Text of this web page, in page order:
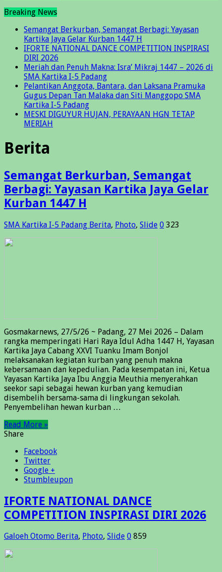
Breaking News
Semangat Berkurban, Semangat Berbagi: Yayasan
Kartika Jaya Gelar Kurban 1447 H
IFORTE NATIONAL DANCE COMPETITION INSPIRASI
DIRI 2026
Meriah dan Penuh Makna: Isra’ Mikraj 1447 – 2026 di
SMA Kartika I-5 Padang
Pelantikan Anggota, Bantara, dan Laksana Pramuka
Gugus Depan Tan Malaka dan Siti Manggopo SMA
Kartika I-5 Padang
MESKI DIGUYUR HUJAN, PERAYAAN HGN TETAP
MERIAH
Berita
Semangat Berkurban, Semangat
Berbagi: Yayasan Kartika Jaya Gelar
Kurban 1447 H
SMA Kartika I-5 Padang Berita, Photo, Slide 0 323
Gosmakarnews, 27/5/26 ~ Padang, 27 Mei 2026 – Dalam
rangka memperingati Hari Raya Idul Adha 1447 H, Yayasan
Kartika Jaya Cabang XXVI Tuanku Imam Bonjol
melaksanakan kegiatan kurban yang penuh makna
kebersamaan dan kepedulian. Pada kesempatan ini, Ketua
Yayasan Kartika Jaya Ibu Anggia Meuthia menyerahkan
seekor sapi sebagai hewan kurban yang kemudian
disembelih bersama-sama di lingkungan sekolah.
Penyembelihan hewan kurban …
Read More »
Share
Facebook
Twitter
Google +
Stumbleupon
IFORTE NATIONAL DANCE
COMPETITION INSPIRASI DIRI 2026
Galoeh Otomo Berita, Photo, Slide 0 859